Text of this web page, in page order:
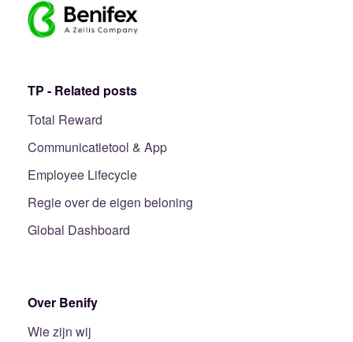
TP - Related posts
Total Reward
Communicatietool & App
Employee Lifecycle
Regie over de eigen beloning
Global Dashboard
Over Benify
Wie zijn wij